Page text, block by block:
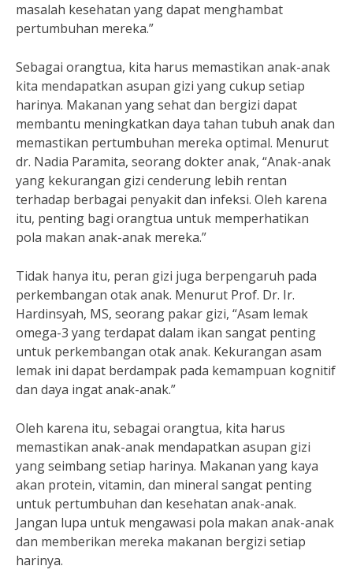
masalah kesehatan yang dapat menghambat
pertumbuhan mereka.”
Sebagai orangtua, kita harus memastikan anak-anak
kita mendapatkan asupan gizi yang cukup setiap
harinya. Makanan yang sehat dan bergizi dapat
membantu meningkatkan daya tahan tubuh anak dan
memastikan pertumbuhan mereka optimal. Menurut
dr. Nadia Paramita, seorang dokter anak, “Anak-anak
yang kekurangan gizi cenderung lebih rentan
terhadap berbagai penyakit dan infeksi. Oleh karena
itu, penting bagi orangtua untuk memperhatikan
pola makan anak-anak mereka.”
Tidak hanya itu, peran gizi juga berpengaruh pada
perkembangan otak anak. Menurut Prof. Dr. Ir.
Hardinsyah, MS, seorang pakar gizi, “Asam lemak
omega-3 yang terdapat dalam ikan sangat penting
untuk perkembangan otak anak. Kekurangan asam
lemak ini dapat berdampak pada kemampuan kognitif
dan daya ingat anak-anak.”
Oleh karena itu, sebagai orangtua, kita harus
memastikan anak-anak mendapatkan asupan gizi
yang seimbang setiap harinya. Makanan yang kaya
akan protein, vitamin, dan mineral sangat penting
untuk pertumbuhan dan kesehatan anak-anak.
Jangan lupa untuk mengawasi pola makan anak-anak
dan memberikan mereka makanan bergizi setiap
harinya.